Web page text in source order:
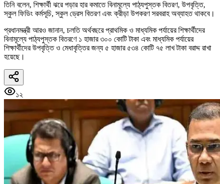
তিনি বলেন, শিক্ষার্থী ঝরে পড়ার হার কমাতে বিনামূল্যে পাঠ্যপুস্তক বিতরণ, উপবৃত্তি,
স্কুল ফিডিং কর্মসূচি, স্কুল ড্রেস বিতরণ এবং ক্রীড়া উপকরণ সরবরাহ অব্যাহত থাকবে।
প্রধানমন্ত্রী আরও জানান, চলতি অর্থবছরে প্রাথমিক ও মাধ্যমিক পর্যায়ের শিক্ষার্থীদের
বিনামূল্যে পাঠ্যপুস্তক বিতরণে ১ হাজার ৩০০ কোটি টাকা এবং মাধ্যমিক পর্যায়ের
শিক্ষার্থীদের উপবৃত্তি ও মেধাবৃত্তির জন্য ৫ হাজার ৫৩৪ কোটি ৭৫ লাখ টাকা বরাদ্দ রাখা
হয়েছে।
১২